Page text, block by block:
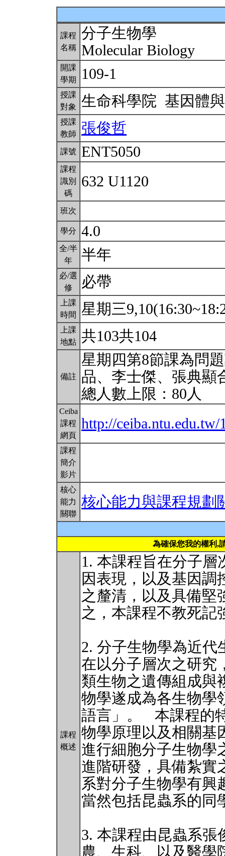
課程
名稱
分子生物學
Molecular Biology
開課
學期
109-1
授課
對象
生命科學院 基因體
授課
教師
張俊哲
課號 ENT5050
課程
識別
碼
632 U1120
班次
學分 4.0
全/半
年
半年
必/選
修
必帶
上課
時間
星期三
上課
地點 共103共104
備註
星期四第8節課為問
品、李士傑、張典顯
總人數上限：80人
Ceiba
課程
網頁
http://
課程
簡介
影片
核心
能力
關聯
核心能力與課程規劃
為確保您我的權利,
課程
概述
1. 本課程旨在分子
因表現，以及基因調
之釐清，以及具備堅
之，本課程不教死記
2. 分子生物學為近代
在以分子層次之研究
類生物之遺傳組成與
物學遂成為各生物學
語言」。 本課程的
物學原理以及相關基
進行細胞分子生物學
進階研發，具備紮
系對分子生物學有興
當然包括昆蟲系的同
3. 本課程由昆蟲系張
農、生科、以及醫學